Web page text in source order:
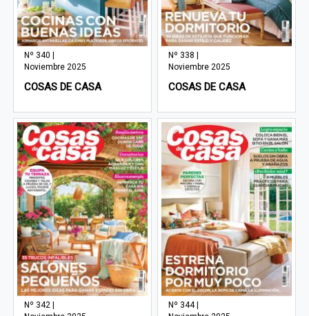
Nº 340 |
Noviembre 2025
COSAS DE CASA
Nº 338 |
Noviembre 2025
COSAS DE CASA
Nº 342 |
Nº 344 |